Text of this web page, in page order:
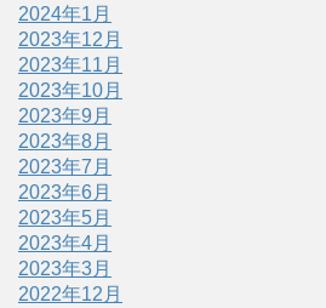
2024年1月
2023年12月
2023年11月
2023年10月
2023年9月
2023年8月
2023年7月
2023年6月
2023年5月
2023年4月
2023年3月
2022年12月